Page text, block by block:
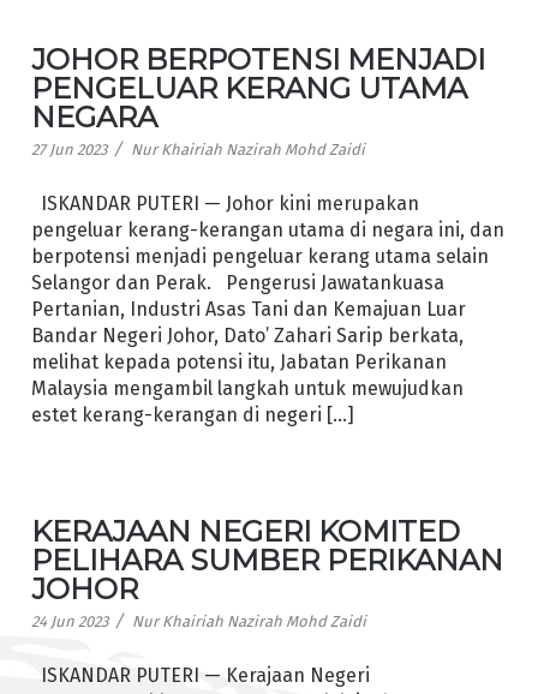
JOHOR BERPOTENSI MENJADI
PENGELUAR KERANG UTAMA
NEGARA
27 Jun 2023 / Nur Khairiah Nazirah Mohd Zaidi
ISKANDAR PUTERI — Johor kini merupakan
pengeluar kerang-kerangan utama di negara ini, dan
berpotensi menjadi pengeluar kerang utama selain
Selangor dan Perak. Pengerusi Jawatankuasa
Pertanian, Industri Asas Tani dan Kemajuan Luar
Bandar Negeri Johor, Dato’ Zahari Sarip berkata,
melihat kepada potensi itu, Jabatan Perikanan
Malaysia mengambil langkah untuk mewujudkan
estet kerang-kerangan di negeri […]
KERAJAAN NEGERI KOMITED
PELIHARA SUMBER PERIKANAN
JOHOR
24 Jun 2023 / Nur Khairiah Nazirah Mohd Zaidi
ISKANDAR PUTERI — Kerajaan Negeri